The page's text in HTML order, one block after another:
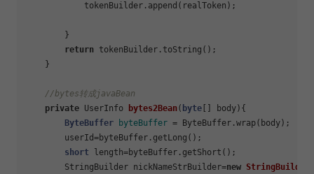
            tokenBuilder.append(realToken);
        }
return tokenBuilder.toString();
    }
//bytes转成javaBean
private UserInfo bytes2Bean( byte [] body) {
ByteBuffer
byteBuffer = ByteBuffer.wrap(body);
        userId=byteBuffer.getLong();
short length=byteBuffer.getShort();
        StringBuilder nickNameStrBuilder=
new StringBuilder